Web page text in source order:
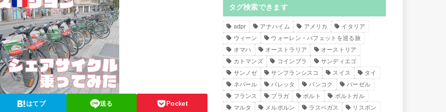
はてブ 送る Pocket
タグ検索できます
adpr アナハイム アメリカ
イタリア
ウィーン
ウォーレン・バフェットを巡る旅
オマハ
オーストラリア
オーストリア
カトマンズ
コインブラ
サンディエゴ
サンノゼ
サンフランシスコ スイス
タイ
ネパール
バレッタ バンコク
バーゼル
フランス
ブラガ ポルト
ポルトガル
マルタ
メルボルン ラスベガス
リスボン